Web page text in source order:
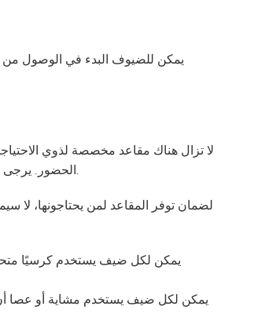
لا تزال هناك مقاعد مخصصة لذوي
الحضور.لحجز مقاعد مخصصة لذوي الاحتياجات الخاصة لحفل التخرج.
لضمان توفر المقاعد لمن يحتاجونها، لا
يمكن لكل ضيف يستخدم كرسيًا
يمكن لكل ضيف يستخدم مشاية أو عصا